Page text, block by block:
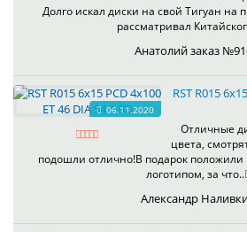
Долго искал диски на свой Тигуан на
рассматривал
Анатолий заказ
06.11.2020
RST R015
Отличные
цвета,
подошли отлично!В подарок положили
логотипом, за что..
Александр